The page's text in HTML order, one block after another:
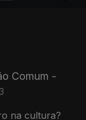
Comum -
na cultura?